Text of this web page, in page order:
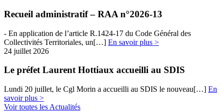
Recueil administratif – RAA n°2026-13
- En​​ application de l’article R.1424-17 du Code Général des
Collectivités Territoriales, un[…] En savoir plus >
24 juillet 2026
Le préfet Laurent Hottiaux accueilli au SDIS
Lundi 20 juillet, le Cgl Morin a accueilli au SDIS le nouveau[…] En
savoir plus >
Voir toutes les Actualités